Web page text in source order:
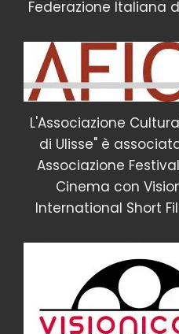
Federazione Italiana
L'Associazione
di Ulisse" è
Associazione
Cinema con
International Short